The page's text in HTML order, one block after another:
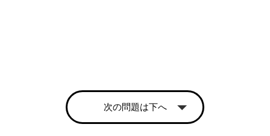
次の問題は下へ